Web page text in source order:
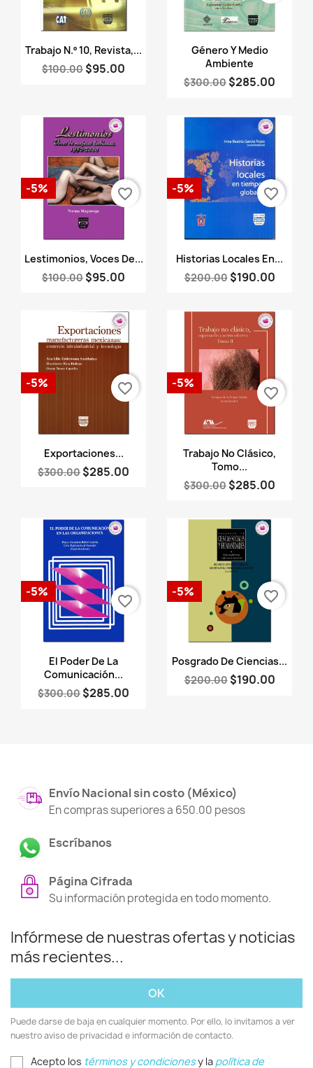
Vista rápida
Trabajo N.º 10, Revista,...
$100.00 $95.00
Vista rápida
Género Y Medio
Ambiente
$300.00 $285.00
Vista rápida
Lestimonios, Voces De...
$100.00 $95.00
-5% favorite_border
Vista rápida
Historias Locales En...
$200.00 $190.00
-5% favorite_border
Vista rápida
Exportaciones...
$300.00 $285.00
-5% favorite_border
Vista rápida
Trabajo No Clásico,
Tomo...
$300.00 $285.00
-5%
favorite_border
 Vista rápida
El Poder De La
Comunicación...
$300.00 $285.00
-5%
favorite_border
Vista rápida
Posgrado De Ciencias...
$200.00 $190.00
-5% favorite_border
Envío Nacional sin costo (México)
En compras superiores a 650.00 pesos
Escríbanos
Página Cifrada
Su información protegida en todo momento.
Infórmese de nuestras ofertas y noticias
más recientes...
Puede darse de baja en cualquier momento. Por ello, lo invitamos a ver
nuestro aviso de privacidad e información de contacto.
Acepto los términos y condicionesy la política de